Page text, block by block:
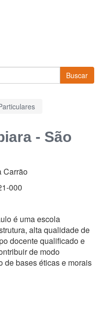
Buscar
- São
Carrão
000
é uma escola
alta qualidade de
docente qualificado e
de modo
de bases éticas e morais